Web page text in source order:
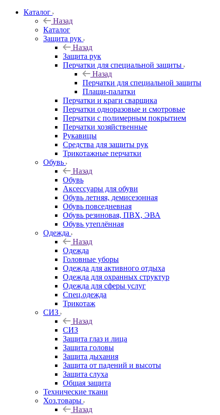
Каталог
Назад
Каталог
Защита рук
Назад
Защита рук
Перчатки для специальной защиты
Назад
Перчатки для специальной защиты
Плащи-палатки
Перчатки и краги сварщика
Перчатки одноразовые и смотровые
Перчатки с полимерным покрытием
Перчатки хозяйственные
Рукавицы
Средства для защиты рук
Трикотажные перчатки
Обувь
Назад
Обувь
Аксессуары для обуви
Обувь летняя, демисезонная
Обувь повседневная
Обувь резиновая, ПВХ, ЭВА
Обувь утеплённая
Одежда
Назад
Одежда
Головные уборы
Одежда для активного отдыха
Одежда для охранных структур
Одежда для сферы услуг
Спец.одежда
Трикотаж
СИЗ
Назад
СИЗ
Защита глаз и лица
Защита головы
Защита дыхания
Защита от падений и высоты
Защита слуха
Общая защита
Технические ткани
Хоз.товары
Назад